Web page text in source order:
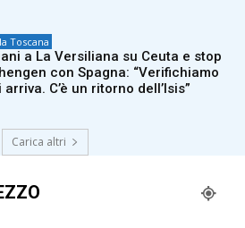
Toscana
a La Versiliana su Ceuta e stop
con Spagna: “Verifichiamo
arriva. C’è un ritorno dell’Isis”
Carica altri